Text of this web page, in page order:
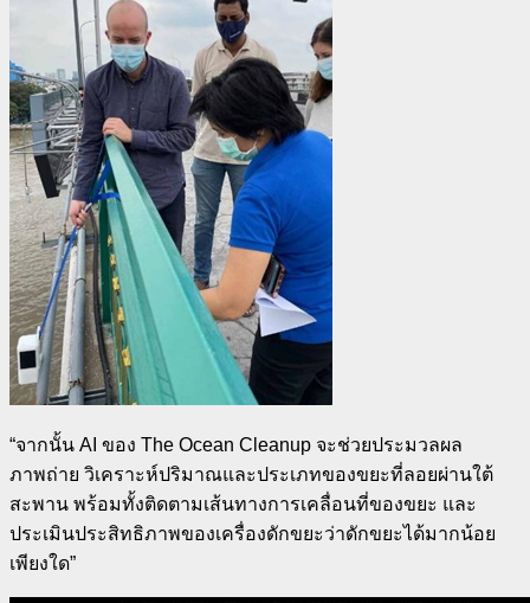
“จากนั้น AI ของ The Ocean Cleanup จะช่วยประมวลผล
ภาพถ่าย วิเคราะห์ปริมาณและประเภทของขยะที่ลอยผ่านใต้
สะพาน พร้อมทั้งติดตามเส้นทางการเคลื่อนที่ของขยะ และ
ประเมินประสิทธิภาพของเครื่องดักขยะว่าดักขยะได้มากน้อย
เพียงใด”